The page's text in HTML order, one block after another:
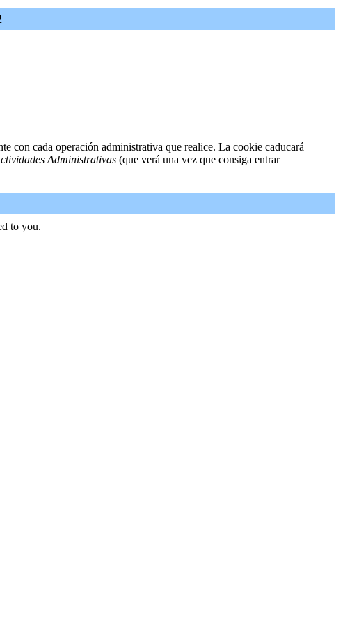
con cada operación administrativa que realice. La cookie caducará
Administrativas (que verá una vez que consiga entrar
to you.